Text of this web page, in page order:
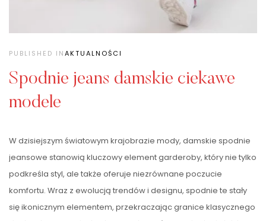
PUBLISHED INAKTUALNOŚCI
Spodnie jeans damskie ciekawe
modele
W dzisiejszym światowym krajobrazie mody, damskie spodnie
jeansowe stanowią kluczowy element garderoby, który nie tylko
podkreśla styl, ale także oferuje niezrównane poczucie
komfortu. Wraz z ewolucją trendów i designu, spodnie te stały
się ikonicznym elementem, przekraczając granice klasycznego